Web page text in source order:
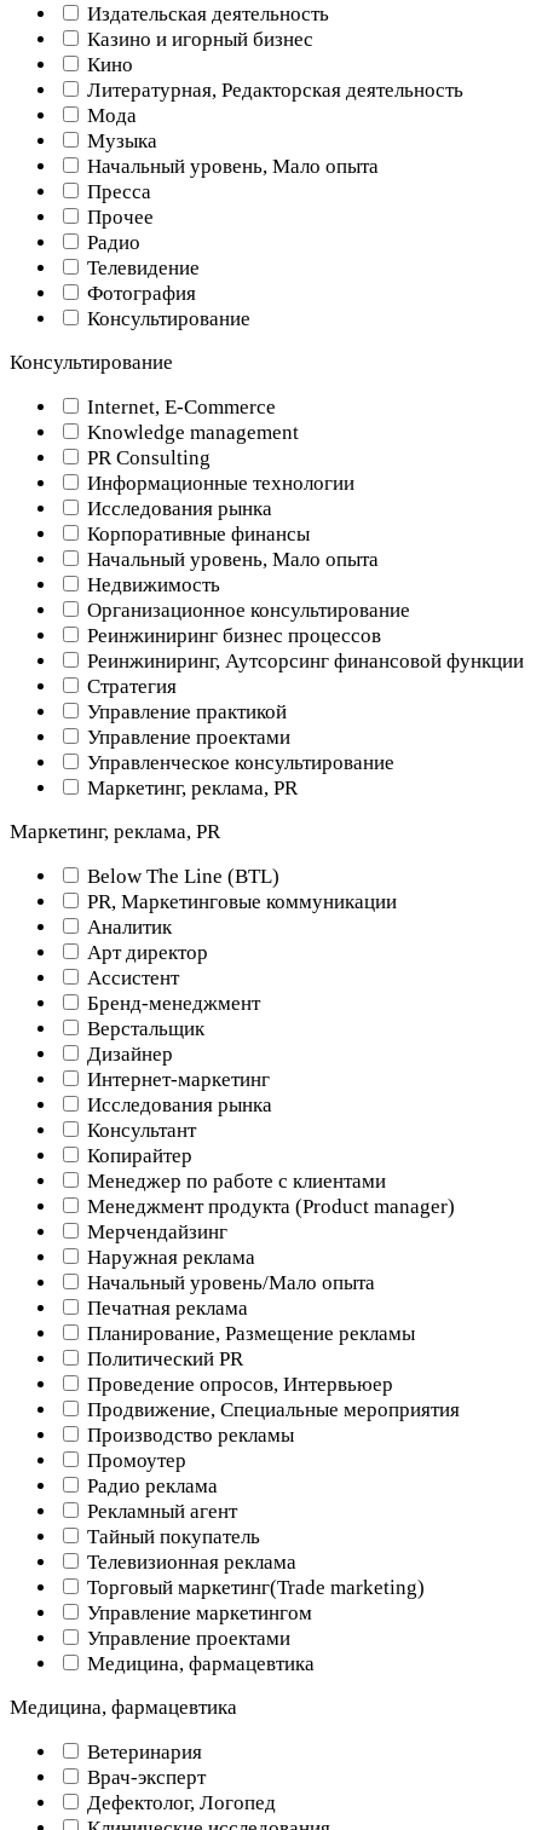
Издательская деятельность
Казино и игорный бизнес
Кино
Литературная, Редакторская деятельность
Мода
Музыка
Начальный уровень, Мало опыта
Пресса
Прочее
Радио
Телевидение
Фотография
Консультирование
Консультирование
Internet, E-Commerce
Knowledge management
PR Consulting
Информационные технологии
Исследования рынка
Корпоративные финансы
Начальный уровень, Мало опыта
Недвижимость
Организационное консультирование
Реинжиниринг бизнес процессов
Реинжиниринг, Аутсорсинг финансовой функции
Стратегия
Управление практикой
Управление проектами
Управленческое консультирование
Маркетинг, реклама, PR
Маркетинг, реклама, PR
Below The Line (BTL)
PR, Маркетинговые коммуникации
Аналитик
Арт директор
Ассистент
Бренд-менеджмент
Верстальщик
Дизайнер
Интернет-маркетинг
Исследования рынка
Консультант
Копирайтер
Менеджер по работе с клиентами
Менеджмент продукта (Product manager)
Мерчендайзинг
Наружная реклама
Начальный уровень/Мало опыта
Печатная реклама
Планирование, Размещение рекламы
Политический PR
Проведение опросов, Интервьюер
Продвижение, Специальные мероприятия
Производство рекламы
Промоутер
Радио реклама
Рекламный агент
Тайный покупатель
Телевизионная реклама
Торговый маркетинг(Trade marketing)
Управление маркетингом
Управление проектами
Медицина, фармацевтика
Медицина, фармацевтика
Ветеринария
Врач-эксперт
Дефектолог, Логопед